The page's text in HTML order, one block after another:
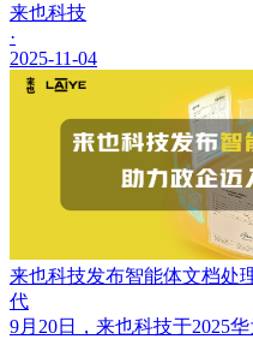
来也科技
·
2025-11-04
来也科技发布智能体文档处
代
9月20日，来也科技于2025